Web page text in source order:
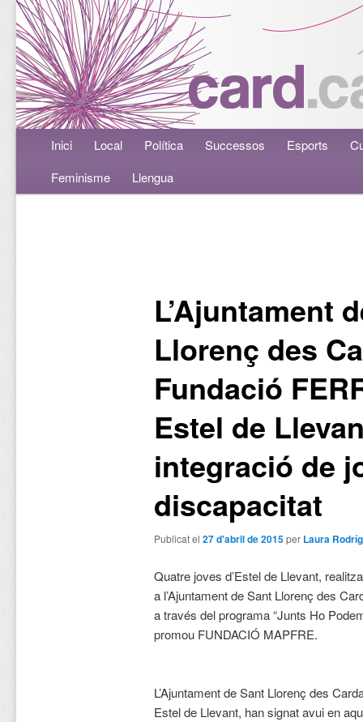
Menú principalAneu al contingut principal
Aneu al contingut secundari
Inici Local Política Successos Esports
Feminisme
Llengua
L’Ajuntament
Llorenç des
Fundació
Estel de
integració de
discapacitat
Publicat el 27 d'abril de 2015per Laura
Quatre joves d’Estel de Llevant,
a l’Ajuntament de Sant Llorenç des
a través del programa “Junts Ho
promou FUNDACIÓ MAPFRE.
L’Ajuntament de Sant Llorenç des
Estel de Llevant, han signat avui en